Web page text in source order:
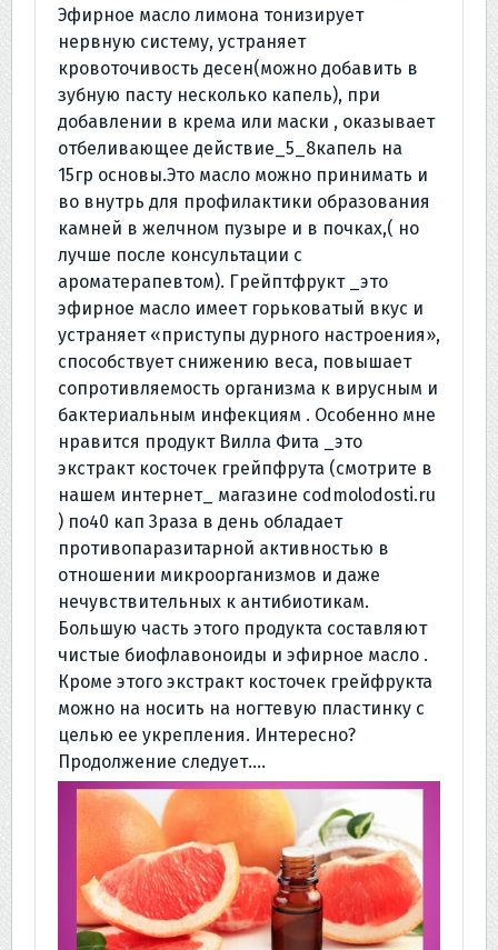
Эфирное масло лимона тонизирует
нервную систему, устраняет
кровоточивость десен(можно добавить в
зубную пасту несколько капель), при
добавлении в крема или маски , оказывает
отбеливающее действие_5_8капель на
15гр основы.Это масло можно принимать и
во внутрь для профилактики образования
камней в желчном пузыре и в почках,( но
лучше после консультации с
ароматерапевтом). Грейптфрукт _это
эфирное масло имеет горьковатый вкус и
устраняет «приступы дурного настроения»,
способствует снижению веса, повышает
сопротивляемость организма к вирусным и
бактериальным инфекциям . Особенно мне
нравится продукт Вилла Фита _это
экстракт косточек грейпфрута (смотрите в
нашем интернет_ магазине codmolodosti.ru
) по40 кап 3раза в день обладает
противопаразитарной активностью в
отношении микроорганизмов и даже
нечувствительных к антибиотикам.
Большую часть этого продукта составляют
чистые биофлавоноиды и эфирное масло .
Кроме этого экстракт косточек грейфрукта
можно на носить на ногтевую пластинку с
целью ее укрепления. Интересно?
Продолжение следует….